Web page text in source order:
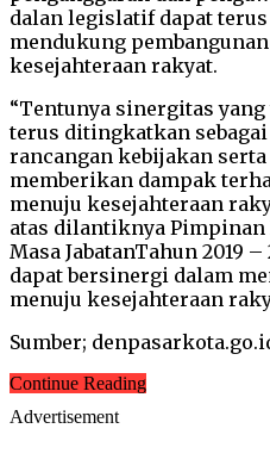
dalan legislatif dapat
mendukung
kesejahteraan rakyat.
“Tentunya sinergitas
terus ditingkatkan
rancangan kebijakan
memberikan dampak
menuju kesejahteraan
atas dilantiknya Pimpinan
Masa JabatanTahun 2019
dapat bersinergi dalam
menuju kesejahteraan
Sumber;
Continue Reading
Advertisement